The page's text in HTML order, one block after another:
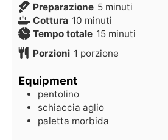
Preparazione 5 minuti
Cottura 10 minuti
Tempo totale 15 minuti
Porzioni 1 porzione
Equipment
pentolino
schiaccia aglio
paletta morbida